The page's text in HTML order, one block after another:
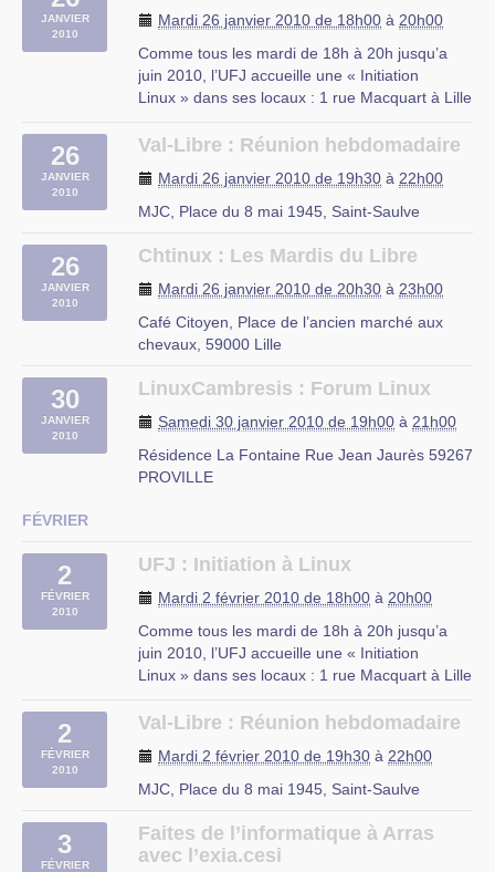
JANVIER
2010
Mardi 26 janvier 2010 de 18h00 à 20h00
Comme tous les mardi de 18h à 20h jusqu’a
juin 2010, l’UFJ accueille une « Initiation
Linux » dans ses locaux : 1 rue Macquart à Lille
– Découverte des logiciels libres
– Installation d’une distribution Linux
– Le mode console
rue du Mal Assis, Lille
26
JANVIER
2010
Val-Libre : Réunion hebdomadaire
Mardi 26 janvier 2010 de 19h30 à 22h00
MJC, Place du 8 mai 1945, Saint-Saulve
26
JANVIER
2010
Chtinux : Les Mardis du Libre
Mardi 26 janvier 2010 de 20h30 à 23h00
Café Citoyen, Place de l’ancien marché aux
chevaux, 59000 Lille
30
JANVIER
2010
LinuxCambresis : Forum Linux
Samedi 30 janvier 2010 de 19h00 à 21h00
Résidence La Fontaine Rue Jean Jaurès 59267
PROVILLE
FÉVRIER
2
FÉVRIER
2010
UFJ : Initiation à Linux
Mardi 2 février 2010 de 18h00 à 20h00
Comme tous les mardi de 18h à 20h jusqu’a
juin 2010, l’UFJ accueille une « Initiation
Linux » dans ses locaux : 1 rue Macquart à Lille
– Découverte des logiciels libres
– Installation d’une distribution Linux
– Le mode console
rue du Mal Assis, Lille
2
FÉVRIER
2010
Val-Libre : Réunion hebdomadaire
Mardi 2 février 2010 de 19h30 à 22h00
MJC, Place du 8 mai 1945, Saint-Saulve
3
FÉVRIER
Faites de l’informatique à Arras
avec l’exia.cesi